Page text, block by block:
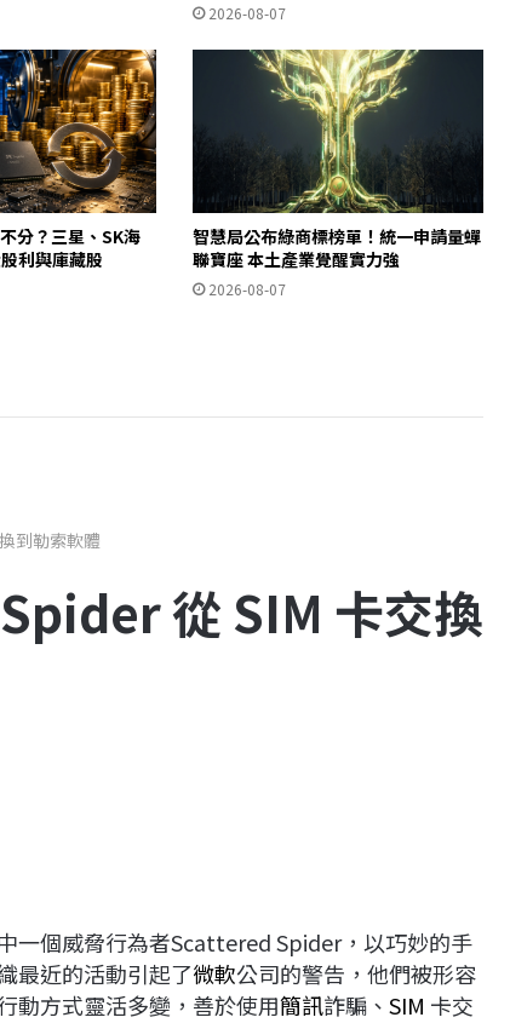
2026-08-07
分？三星、SK海
利與庫藏股
智慧局公布綠商標榜單！統一申請量蟬
聯寶座 本土產業覺醒實力強
2026-08-07